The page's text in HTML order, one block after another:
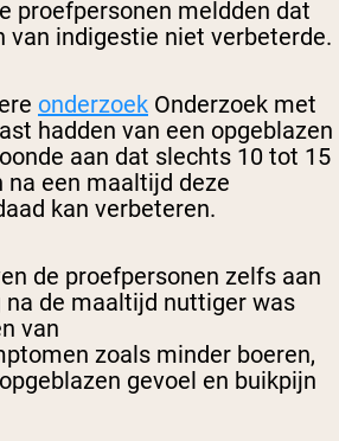
proefpersonen meldden dat
van indigestie niet verbeterde.
onderzoek Onderzoek met
hadden van een opgeblazen
aan dat slechts 10 tot 15
een maaltijd deze
kan verbeteren.
de proefpersonen zelfs aan
na de maaltijd nuttiger was
van
zoals minder boeren,
gevoel en buikpijn